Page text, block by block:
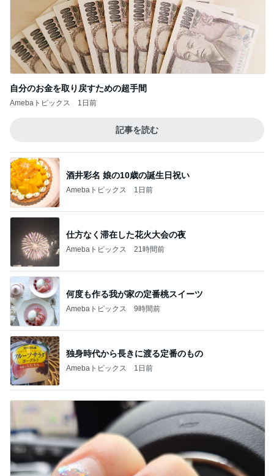
自分のお金を取り戻すための超手間
Amebaトピックス 1日前
記事を読む
酒井彩名 娘の10歳の誕生日祝い
Amebaトピックス 1日前
仕方なく滞在した花火大会の夜
Amebaトピックス 21時間前
何度も作る我が家の定番桃スイーツ
Amebaトピックス 9時間前
独身時代から長きに渡る定番のもの
Amebaトピックス 1日前